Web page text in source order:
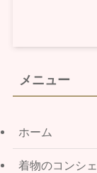
メニュー
ホーム
着物のコンシ